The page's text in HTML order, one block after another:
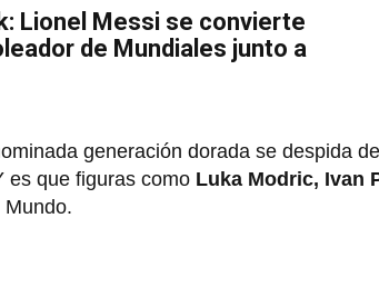
Lionel Messi se convierte
de Mundiales junto a
generación dorada se despida
es que figuras como Luka Modric, Ivan